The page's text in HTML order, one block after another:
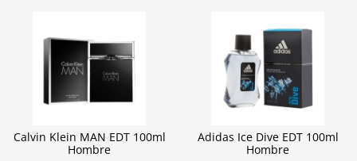
Calvin Klein MAN EDT 100ml
Hombre
Adidas Ice Dive EDT 100ml
Hombre